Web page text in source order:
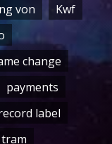
von
Kwf
change
payments
label
tram